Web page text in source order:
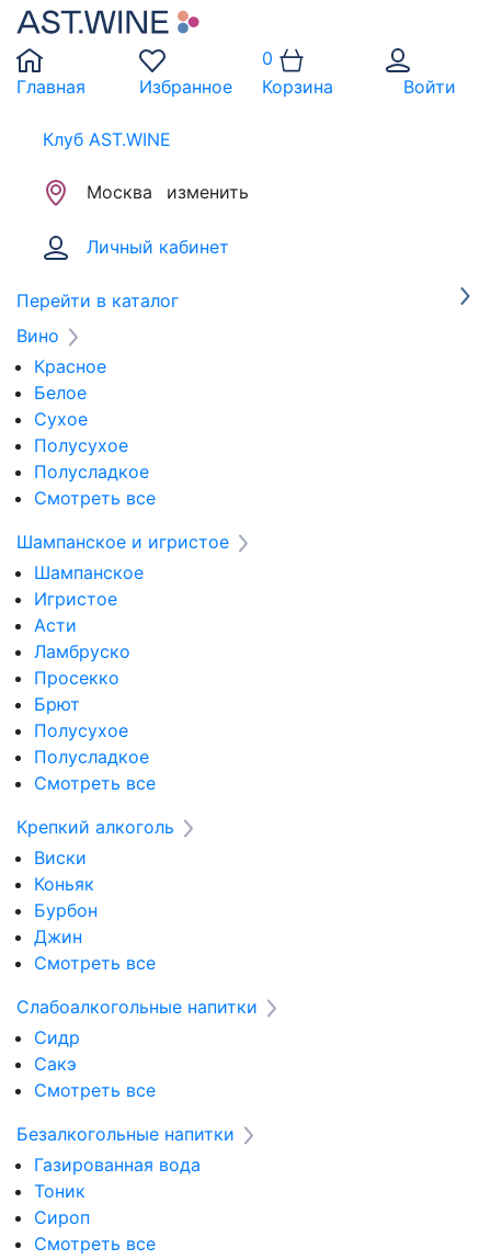
Главная Избранное
0
Корзина
Войти
Клуб AST.WINE
Москва изменить
Личный кабинет
Перейти в каталог
Вино
Красное
Белое
Сухое
Полусухое
Полусладкое
Смотреть все
Шампанское и игристое
Шампанское
Игристое
Асти
Ламбруско
Просекко
Брют
Полусухое
Полусладкое
Смотреть все
Крепкий алкоголь
Виски
Коньяк
Бурбон
Джин
Смотреть все
Слабоалкогольные напитки
Сидр
Сакэ
Смотреть все
Безалкогольные напитки
Газированная вода
Тоник
Сироп
Смотреть все